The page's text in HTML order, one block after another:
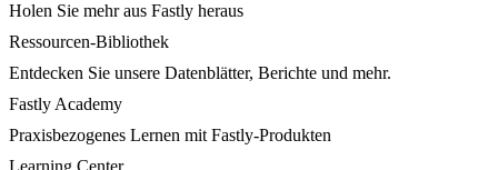
Holen Sie mehr aus Fastly heraus
Ressourcen-Bibliothek
Entdecken Sie unsere Datenblätter, Berichte und mehr.
Fastly Academy
Praxisbezogenes Lernen mit Fastly-Produkten
Learning Center